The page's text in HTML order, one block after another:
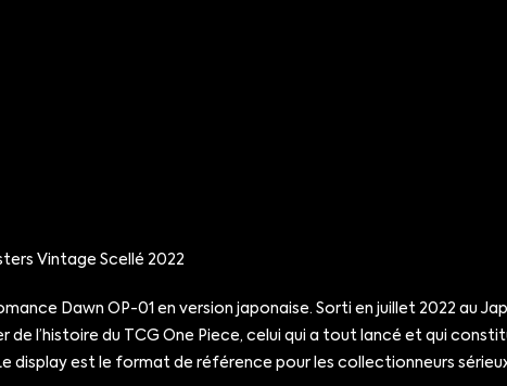
Vintage Scellé 2022
Dawn OP-01 en version japonaise. Sorti en juillet 2022 au
l’histoire du TCG One Piece, celui qui a tout lancé et qui
display est le format de référence pour les collectionneurs